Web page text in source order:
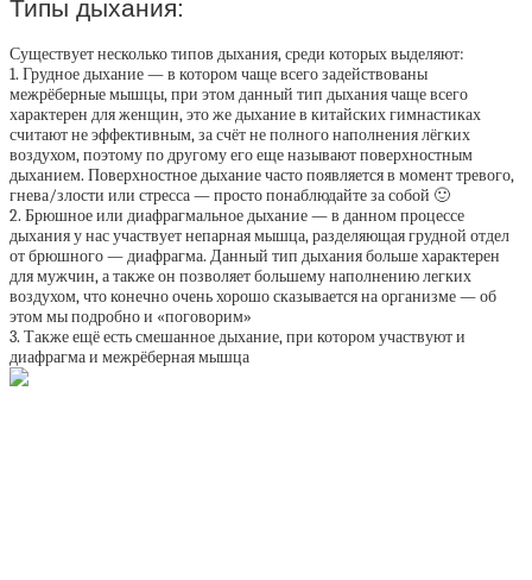
Типы дыхания:
Существует несколько типов дыхания, среди которых выделяют:
1. Грудное дыхание — в котором чаще всего задействованы
межрёберные мышцы, при этом данный тип дыхания чаще всего
характерен для женщин, это же дыхание в китайских гимнастиках
считают не эффективным, за счёт не полного наполнения лёгких
воздухом, поэтому по другому его еще называют поверхностным
дыханием. Поверхностное дыхание часто появляется в момент тревого,
гнева/злости или стресса — просто понаблюдайте за собой 🙂
2. Брюшное или диафрагмальное дыхание — в данном процессе
дыхания у нас участвует непарная мышца, разделяющая грудной отдел
от брюшного — диафрагма. Данный тип дыхания больше характерен
для мужчин, а также он позволяет большему наполнению легких
воздухом, что конечно очень хорошо сказывается на организме — об
этом мы подробно и «поговорим»
3. Также ещё есть смешанное дыхание, при котором участвуют и
диафрагма и межрёберная мышца